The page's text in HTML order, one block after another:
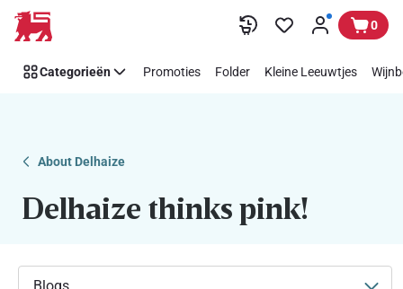
Overslaan
Makkelijk
Think
steunen
0
Categorieën Promoties Folder Kleine Leeuwtjes
About Delhaize
Delhaize thinks pink!